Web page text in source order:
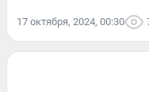
17 октября, 2024, 00:30